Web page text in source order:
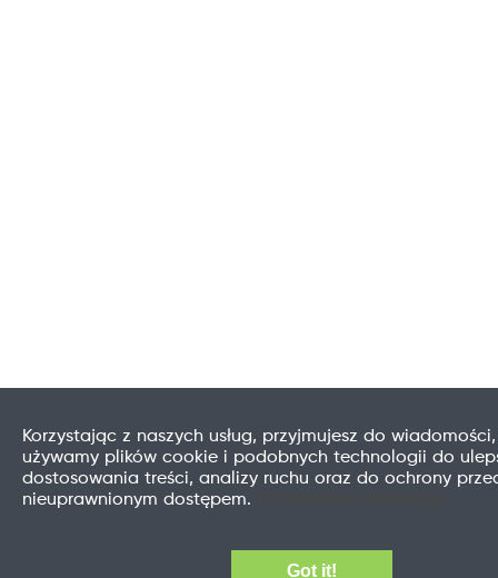
Korzystając z naszych usług, przyjmujesz do
używamy plików cookie i podobnych technologii do
dostosowania treści, analizy ruchu oraz do ochrony
nieuprawnionym dostępem.
Got it!